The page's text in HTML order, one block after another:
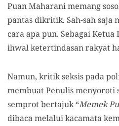
Puan Maharani memang
pantas dikritik. Sah-sah saja
cara apa pun. Sebagai Ketua
ihwal ketertindasan rakyat
Namun, kritik seksis pada
membuat Penulis menyoroti
semprot bertajuk “Memek
dibaca melalui kacamata